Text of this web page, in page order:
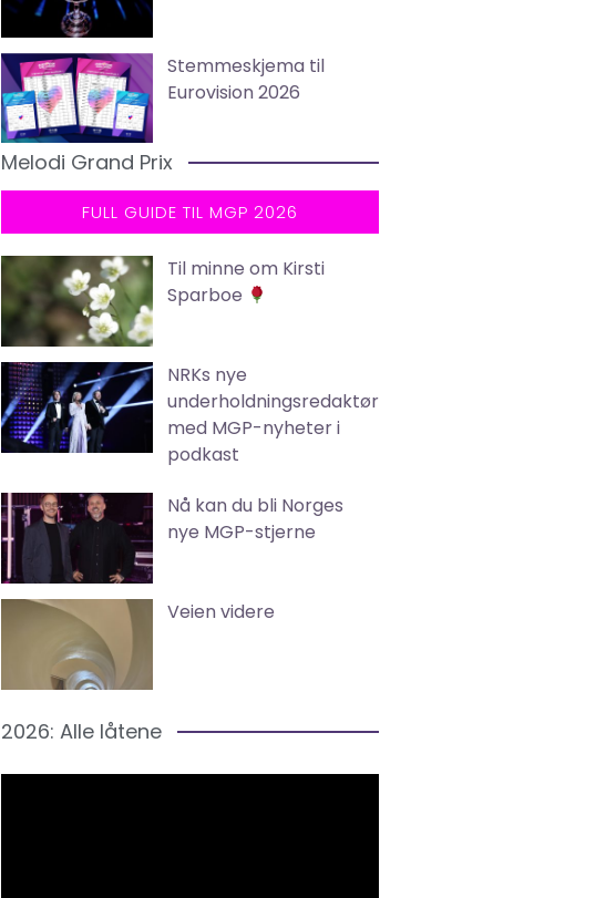
Stemmeskjema til
Eurovision 2026
Melodi Grand Prix
FULL GUIDE TIL MGP 2026
Til minne om Kirsti
Sparboe
NRKs nye
underholdningsredaktør
med MGP-nyheter i
podkast
Nå kan du bli Norges
nye MGP-stjerne
Veien videre
2026: Alle låtene